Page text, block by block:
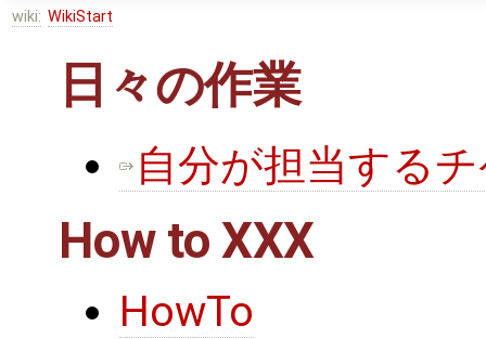
wiki: WikiStart
日々の作業
自分が担当する
How to XXX
HowTo